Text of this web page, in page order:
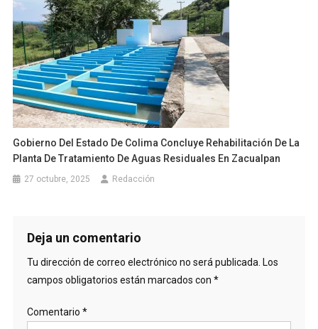
Gobierno Del Estado De Colima Concluye Rehabilitación De La
Planta De Tratamiento De Aguas Residuales En Zacualpan
27 octubre, 2025 Redacción
Deja un comentario
Tu dirección de correo electrónico no será publicada. Los
campos obligatorios están marcados con *
Comentario *